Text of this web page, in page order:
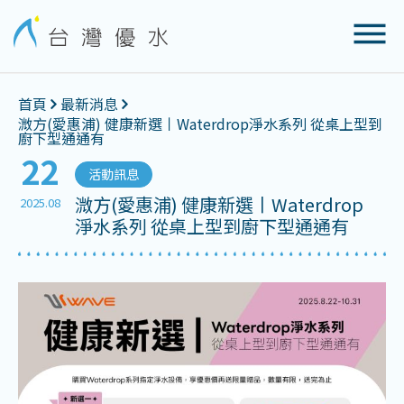
首頁
最新消息
溦方(愛惠浦) 健康新選丨Waterdrop淨水系列 從桌上型到
廚下型通通有
22
2025.08
活動訊息
溦方(愛惠浦) 健康新選丨Waterdrop
淨水系列 從桌上型到廚下型通通有